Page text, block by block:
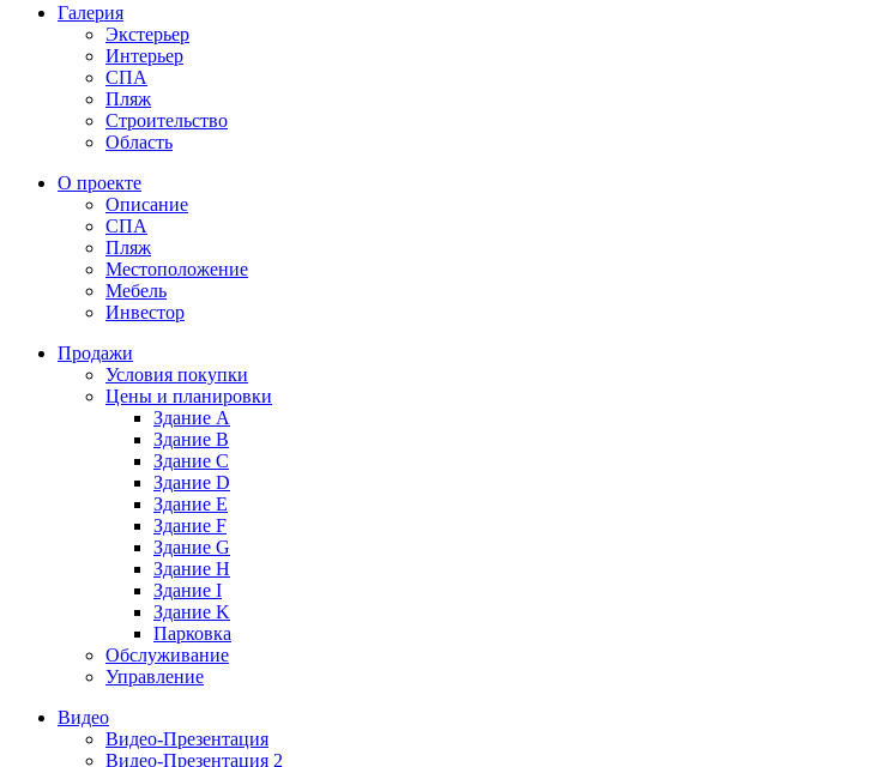
Галерия
Экстерьер
Интерьер
СПА
Пляж
Строительство
Область
О проекте
Описание
СПА
Пляж
Местоположение
Мебель
Инвестор
Продажи
Условия покупки
Цены и планировки
Здание A
Здание B
Здание C
Здание D
Здание E
Здание F
Здание G
Здание H
Здание I
Здание K
Парковка
Обслуживание
Управление
Видео
Видео-Презентация
Видео-Презентация 2